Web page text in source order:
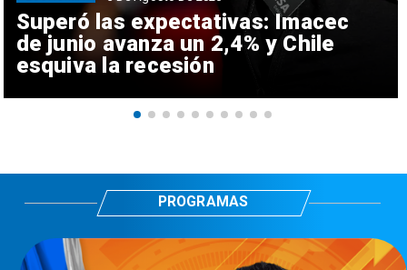
Superó las expectativas: Imacec
de junio avanza un 2,4% y Chile
esquiva la recesión
PROGRAMAS